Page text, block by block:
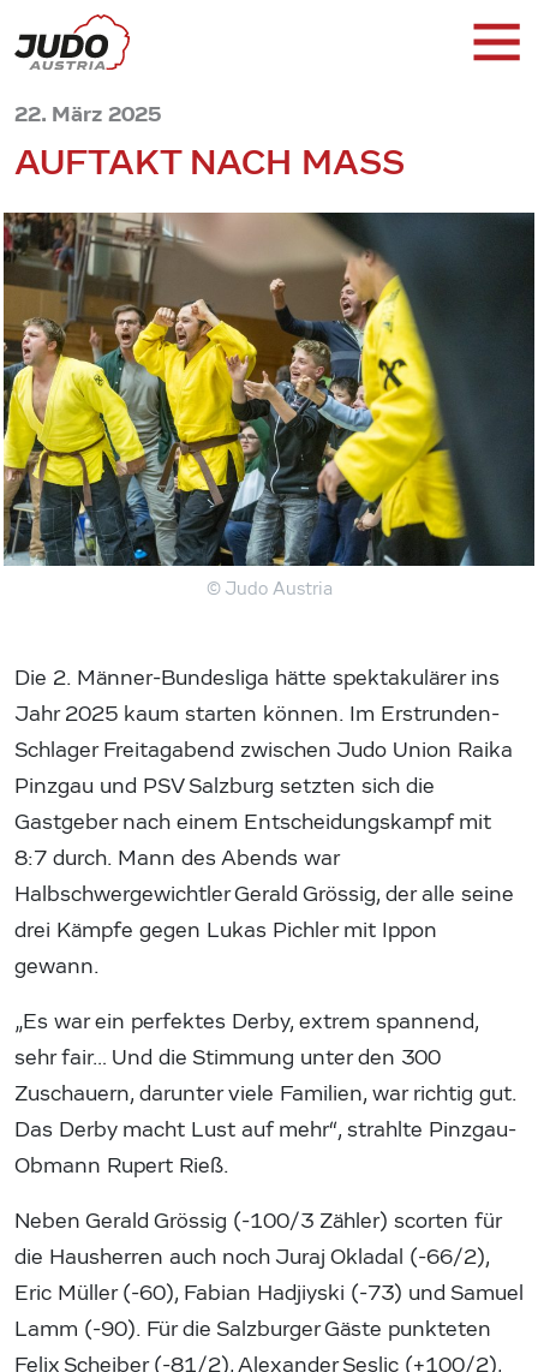
22. März 2025
AUFTAKT NACH MASS
© Judo Austria
Die 2. Männer-Bundesliga hätte spektakulärer ins
Jahr 2025 kaum starten können. Im Erstrunden-
Schlager Freitagabend zwischen Judo Union Raika
Pinzgau und PSV Salzburg setzten sich die
Gastgeber nach einem Entscheidungskampf mit
8:7 durch. Mann des Abends war
Halbschwergewichtler Gerald Grössig, der alle seine
drei Kämpfe gegen Lukas Pichler mit Ippon
gewann.
„Es war ein perfektes Derby, extrem spannend,
sehr fair… Und die Stimmung unter den 300
Zuschauern, darunter viele Familien, war richtig gut.
Das Derby macht Lust auf mehr“, strahlte Pinzgau-
Obmann Rupert Rieß.
Neben Gerald Grössig (-100/3 Zähler) scorten für
die Hausherren auch noch Juraj Okladal (-66/2),
Eric Müller (-60), Fabian Hadjiyski (-73) und Samuel
Lamm (-90). Für die Salzburger Gäste punkteten
Felix Scheiber (-81/2), Alexander Seslic (+100/2),